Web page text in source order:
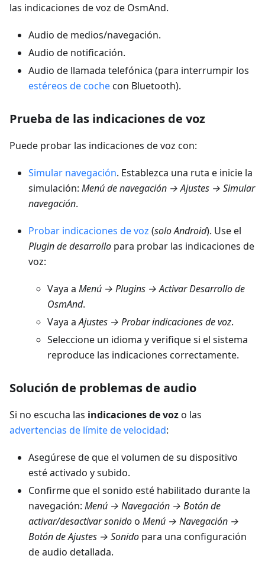
las indicaciones de voz de OsmAnd.
Audio de medios/navegación.
Audio de notificación.
Audio de llamada telefónica (para interrumpir los
estéreos de cochecon Bluetooth).
Prueba de las indicaciones de voz
Puede probar las indicaciones de voz con:
Simular navegación. Establezca una ruta e inicie la
simulación: Menú de navegación → Ajustes → Simular
navegación.
Probar indicaciones de voz (solo Android). Use el
Plugin de desarrollo para probar las indicaciones de
voz:
Vaya a Menú → Plugins → Activar Desarrollo de
OsmAnd.
Vaya aAjustes → Probar indicaciones de voz.
Seleccione un idioma y verifique si el sistema
reproduce las indicaciones correctamente.
Solución de problemas de audio
Si no escucha las indicaciones de vozo las
advertencias de límite de velocidad:
Asegúrese de que el volumen de su dispositivo
esté activado y subido.
Confirme que el sonido esté habilitado durante la
navegación: Menú → Navegación → Botón de
activar/desactivar sonidoo Menú → Navegación →
Botón de Ajustes → Sonido para una configuración
de audio detallada.